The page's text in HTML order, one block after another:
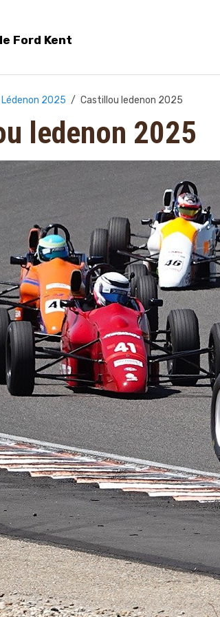
Ford Kent
Lédenon 2025 Castillou ledenon 2025
ledenon 2025